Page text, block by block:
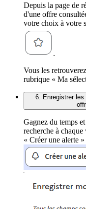
Depuis la page de
d'une offre
votre choix à votre
.
Vous les
rubrique « Ma
6. Enregistrer
Gagnez du temps
recherche à
« Créer une alerte »